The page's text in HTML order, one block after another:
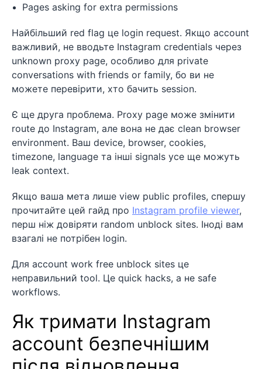
Pages asking for extra permissions
Найбільший red flag це login request. Якщо account
важливий, не вводьте Instagram credentials через
unknown proxy page, особливо для private
conversations with friends or family, бо ви не
можете перевірити, хто бачить session.
Є ще друга проблема. Proxy page може змінити
route до Instagram, але вона не дає clean browser
environment. Ваш device, browser, cookies,
timezone, language та інші signals усе ще можуть
leak context.
Якщо ваша мета лише view public profiles, спершу
прочитайте цей гайд про Instagram profile viewer,
перш ніж довіряти random unblock sites. Іноді вам
взагалі не потрібен login.
Для account work free unblock sites це
неправильний tool. Це quick hacks, а не safe
workflows.
Як тримати Instagram
account безпечнішим